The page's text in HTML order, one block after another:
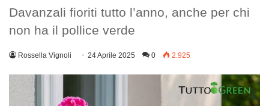
Davanzali fioriti tutto l’anno, anche per chi
non ha il pollice verde
Rossella Vignoli 24 Aprile 2025 0 2.925